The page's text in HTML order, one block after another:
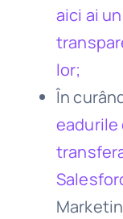
aici ai
lor;
În
eadurile